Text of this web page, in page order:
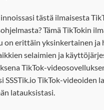
tästä ilmaisesta
Tämä TikTokin
on erittäin yksinkertainen ja
selaimien ja
TikTok-
SSSTik.io TikTok-videoiden
latauksistasi.